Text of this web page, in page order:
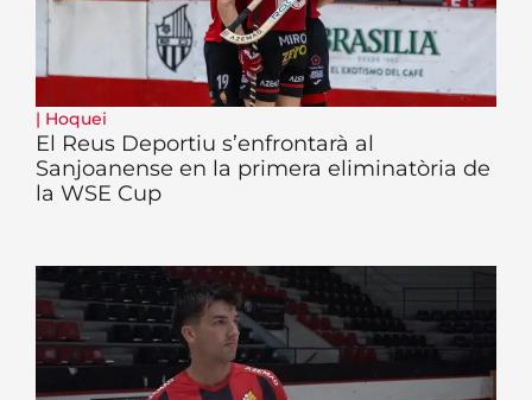
| Hoquei
El Reus Deportiu s’enfrontarà al
Sanjoanense en la primera eliminatòria de
la WSE Cup